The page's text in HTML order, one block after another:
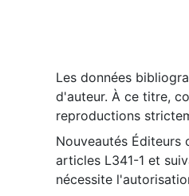
Les données
d'auteur. À ce titre,
reproductions
Nouveautés Éditeurs
articles L341-1 et
nécessite